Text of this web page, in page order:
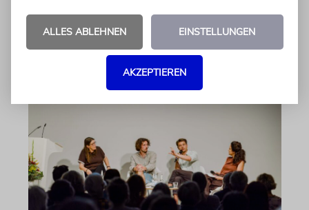
von Katrin Richter
ALLES ABLEHNEN EINSTELLUNGEN
AKZEPTIEREN